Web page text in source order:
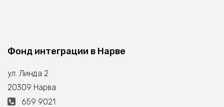
Фонд интеграции в Нарве
ул. Линда 2
20309 Нарва
659 9021